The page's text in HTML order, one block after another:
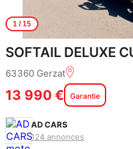
1/ 15
SOFTAIL DELUXE
63360 Gerzat
13 990 € Garantie
AD CARS
124 annonces